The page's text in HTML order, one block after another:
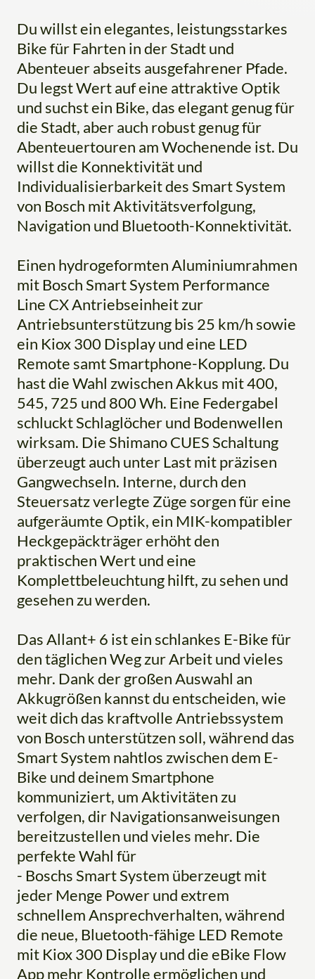
Du willst ein elegantes, leistungsstarkes
Bike für Fahrten in der Stadt und
Abenteuer abseits ausgefahrener Pfade.
Du legst Wert auf eine attraktive Optik
und suchst ein Bike, das elegant genug für
die Stadt, aber auch robust genug für
Abenteuertouren am Wochenende ist. Du
willst die Konnektivität und
Individualisierbarkeit des Smart System
von Bosch mit Aktivitätsverfolgung,
Navigation und Bluetooth-Konnektivität.
Einen hydrogeformten Aluminiumrahmen
mit Bosch Smart System Performance
Line CX Antriebseinheit zur
Antriebsunterstützung bis 25 km/h sowie
ein Kiox 300 Display und eine LED
Remote samt Smartphone-Kopplung. Du
hast die Wahl zwischen Akkus mit 400,
545, 725 und 800 Wh. Eine Federgabel
schluckt Schlaglöcher und Bodenwellen
wirksam. Die Shimano CUES Schaltung
überzeugt auch unter Last mit präzisen
Gangwechseln. Interne, durch den
Steuersatz verlegte Züge sorgen für eine
aufgeräumte Optik, ein MIK-kompatibler
Heckgepäckträger erhöht den
praktischen Wert und eine
Komplettbeleuchtung hilft, zu sehen und
gesehen zu werden.
Das Allant+ 6 ist ein schlankes E-Bike für
den täglichen Weg zur Arbeit und vieles
mehr. Dank der großen Auswahl an
Akkugrößen kannst du entscheiden, wie
weit dich das kraftvolle Antriebssystem
von Bosch unterstützen soll, während das
Smart System nahtlos zwischen dem E-
Bike und deinem Smartphone
kommuniziert, um Aktivitäten zu
verfolgen, dir Navigationsanweisungen
bereitzustellen und vieles mehr. Die
perfekte Wahl für
- Boschs Smart System überzeugt mit
jeder Menge Power und extrem
schnellem Ansprechverhalten, während
die neue, Bluetooth-fähige LED Remote
mit Kiox 300 Display und die eBike Flow
App mehr Kontrolle ermöglichen und